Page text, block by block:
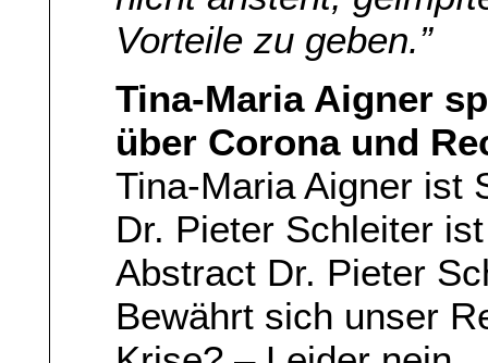
Vorteile zu geben.”
Tina-Maria Aigner
über Corona und
Tina-Maria Aigner ist
Dr. Pieter Schleiter
Abstract Dr. Pieter
Bewährt sich unser